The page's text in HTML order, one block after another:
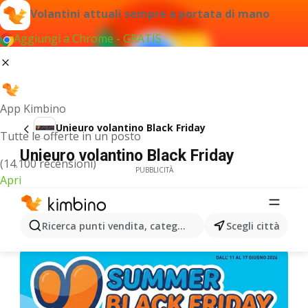
Volantini attuali sempre a portata di mano
Aggiungi a Chrome - GRATIS
App Kimbino
Tutte le offerte in un posto
(14.100 recensioni)
Apri
Ricerca punti vendita, categorie, prodotti...Scegli città
Unieuro volantino Black Friday
Unieuro volantino Black Friday
PUBBLICITÀ